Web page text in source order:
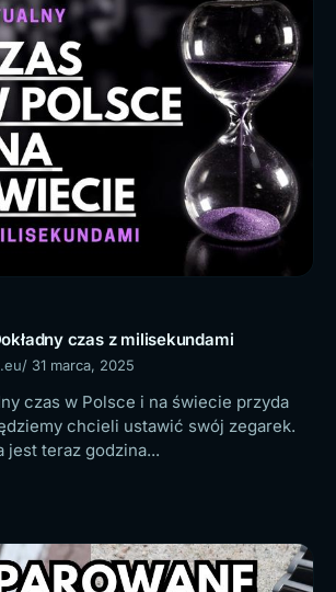
czas z milisekundami
/ 31 marca, 2025
czas w Polsce i na świecie przyda
chcieli ustawić swój zegarek.
jest teraz godzina...